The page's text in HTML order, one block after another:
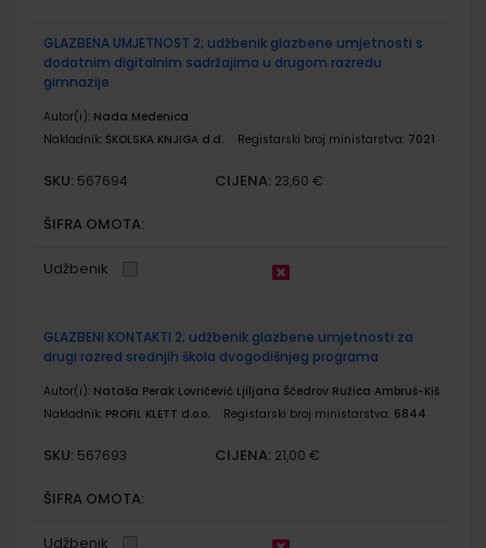
GLAZBENA UMJETNOST 2; udžbenik glazbene umjetnosti s
dodatnim digitalnim sadržajima u drugom razredu
gimnazije
Autor(i): Nada Medenica
Nakladnik: ŠKOLSKA KNJIGA d.d. Registarski broj ministarstva: 7021
SKU: 567694 CIJENA: 23,60 €
ŠIFRA OMOTA:
Udžbenik
GLAZBENI KONTAKTI 2; udžbenik glazbene umjetnosti za
drugi razred srednjih škola dvogodišnjeg programa
Autor(i): Nataša Perak Lovričević Ljiljana Ščedrov Ružica Ambruš-Kiš
Nakladnik: PROFIL KLETT d.o.o. Registarski broj ministarstva: 6844
SKU: 567693 CIJENA: 21,00 €
ŠIFRA OMOTA:
Udžbenik